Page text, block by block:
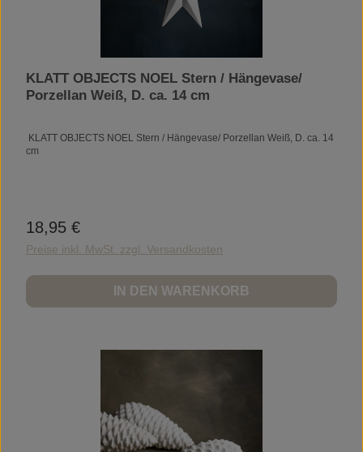
KLATT OBJECTS NOEL Stern / Hängevase/
Porzellan Weiß, D. ca. 14 cm
KLATT OBJECTS NOEL Stern / Hängevase/ Porzellan Weiß, D. ca. 14
cm
Regulärer Preis:
18,95 €
Preise inkl. MwSt. zzgl. Versandkosten
IN DEN WARENKORB